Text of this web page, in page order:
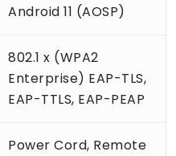
Android 11 (AOSP)
802.1 x (WPA2
Enterprise) EAP-TLS,
EAP-TTLS, EAP-PEAP
Power Cord, Remote